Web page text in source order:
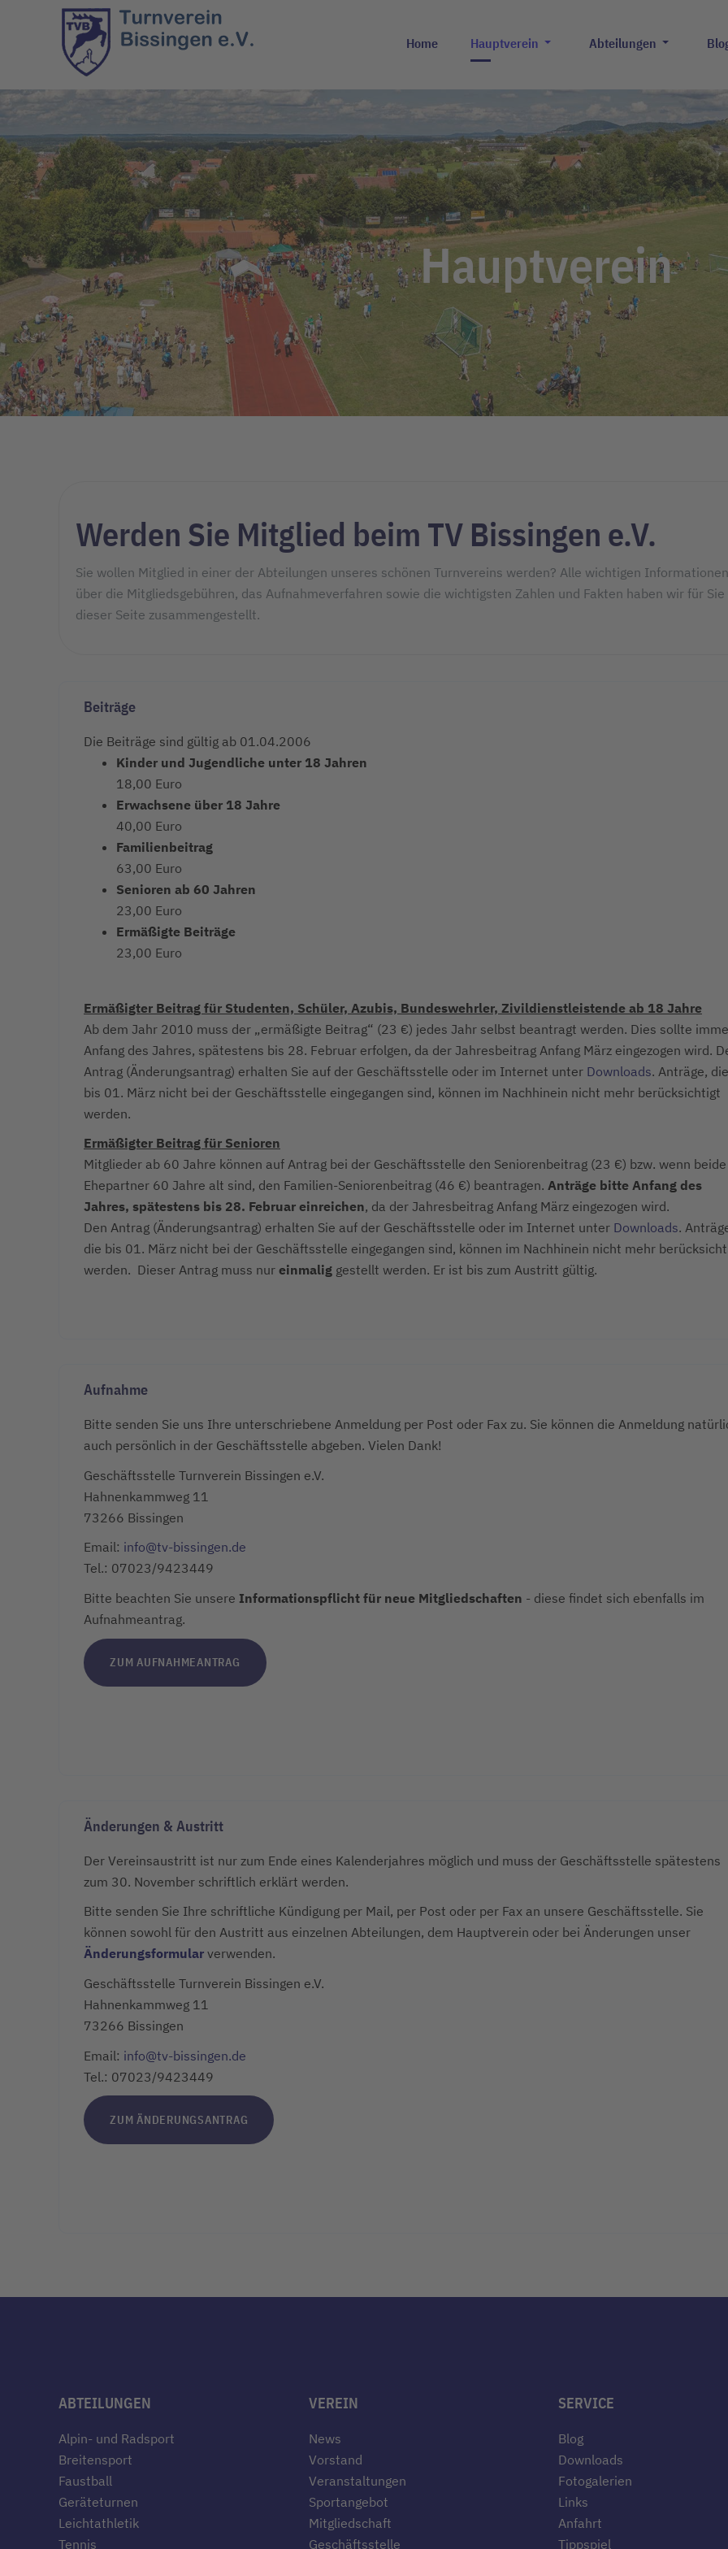
Home Hauptverein Abteilungen
Hauptverein
Werden Sie Mitglied beim TV Bissingen e.V.
Sie wollen Mitglied in einer der Abteilungen unseres schönen Turnvereins werden? Alle wichtigen Informationen
über die Mitgliedsgebühren, das Aufnahmeverfahren sowie die wichtigsten Zahlen und Fakten haben wir für Sie
dieser Seite zusammengestellt.
Beiträge
Die Beiträge sind gültig ab 01.04.2006
Kinder und Jugendliche unter 18 Jahren
18,00 Euro
Erwachsene über 18 Jahre
40,00 Euro
Familienbeitrag
63,00 Euro
Senioren ab 60 Jahren
23,00 Euro
Ermäßigte Beiträge
23,00 Euro
Ermäßigter Beitrag für Studenten, Schüler, Azubis, Bundeswehrler, Zivildienstleistende ab 18 Jahre
Ab dem Jahr 2010 muss der „ermäßigte Beitrag“ (23 €) jedes Jahr selbst beantragt werden. Dies sollte
Anfang des Jahres, spätestens bis 28. Februar erfolgen, da der Jahresbeitrag Anfang März eingezogen wird.
Antrag (Änderungsantrag) erhalten Sie auf der Geschäftsstelle oder im Internet unter Downloads. Anträge, die
bis 01. März nicht bei der Geschäftsstelle eingegangen sind, können im Nachhinein nicht mehr berücksichtigt
werden.
Ermäßigter Beitrag für Senioren
Mitglieder ab 60 Jahre können auf Antrag bei der Geschäftsstelle den Seniorenbeitrag (23 €) bzw. wenn beide
Ehepartner 60 Jahre alt sind, den Familien-Seniorenbeitrag (46 €) beantragen. Anträge bitte Anfang des
Jahres, spätestens bis 28. Februar einreichen, da der Jahresbeitrag Anfang März eingezogen wird.
Den Antrag (Änderungsantrag) erhalten Sie auf der Geschäftsstelle oder im Internet unter Downloads.
die bis 01. März nicht bei der Geschäftsstelle eingegangen sind, können im Nachhinein nicht mehr
werden. Dieser Antrag muss nur einmalig gestellt werden. Er ist bis zum Austritt gültig.
Aufnahme
Bitte senden Sie uns Ihre unterschriebene Anmeldung per Post oder Fax zu. Sie können die Anmeldung
auch persönlich in der Geschäftsstelle abgeben. Vielen Dank!
Geschäftsstelle Turnverein Bissingen e.V.
Hahnenkammweg 11
73266 Bissingen
Email: info@tv-bissingen.de
Tel.: 07023/9423449
Bitte beachten Sie unsere Informationspflicht für neue Mitgliedschaften - diese findet sich ebenfalls im
Aufnahmeantrag.
ZUM AUFNAHMEANTRAG
Änderungen & Austritt
Der Vereinsaustritt ist nur zum Ende eines Kalenderjahres möglich und muss der Geschäftsstelle spätestens
zum 30. November schriftlich erklärt werden.
Bitte senden Sie Ihre schriftliche Kündigung per Mail, per Post oder per Fax an unsere Geschäftsstelle. Sie
können sowohl für den Austritt aus einzelnen Abteilungen, dem Hauptverein oder bei Änderungen unser
Änderungsformular verwenden.
Geschäftsstelle Turnverein Bissingen e.V.
Hahnenkammweg 11
73266 Bissingen
Email: info@tv-bissingen.de
Tel.: 07023/9423449
ZUM ÄNDERUNGSANTRAG
ABTEILUNGEN
Alpin- und Radsport
Breitensport
Faustball
Geräteturnen
Leichtathletik
Tennis
VEREIN
News
Vorstand
Veranstaltungen
Sportangebot
Mitgliedschaft
Geschäftsstelle
SERVICE
Blog
Downloads
Fotogalerien
Links
Anfahrt
Tippspiel